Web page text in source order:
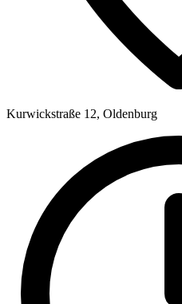
Kurwickstraße 12, Oldenburg